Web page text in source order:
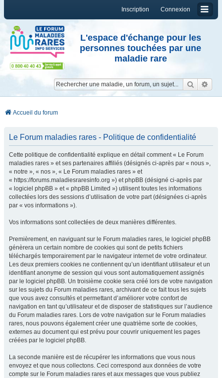
Connexion
Inscription
L'espace d'échange pour les
personnes touchées par une
maladie rare
Accueil du forum
Le Forum maladies rares - Politique de confidentialité
Cette politique de confidentialité explique en détail comment « Le Forum
maladies rares » et ses partenaires affiliés (désignés ci-après par « nous »,
« notre », « nos », « Le Forum maladies rares » et
« https://forums.maladiesraresinfo.org ») et phpBB (désigné ci-après par
« logiciel phpBB » et « phpBB Limited ») utilisent toutes les informations
collectées lors des sessions d’utilisation de votre part (désignées ci-après
par « vos informations »).
Vos informations sont collectées de deux manières différentes.
Premièrement, en naviguant sur le Forum maladies rares, le logiciel phpBB
génèrera un certain nombre de cookies qui sont de petits fichiers
téléchargés temporairement par le navigateur internet de votre ordinateur.
Les deux premiers cookies ne contiennent qu’un identifiant utilisateur et un
identifiant anonyme de session qui vous sont automatiquement assignés
par le logiciel phpBB. Un troisième cookie sera créé lors de votre navigation
sur les sujets du Forum maladies rares, archivant de ce fait tous les sujets
que vous avez consultés et permettant d’améliorer votre confort de
navigation en tant qu’utilisateur et de disposer de statistiques sur l’audience
du Forum maladies rares. Lors de votre navigation sur le Forum maladies
rares, nous pouvons également créer une quatrième sorte de cookies,
externes au document qui est prévu pour couvrir uniquement les pages
créées par le logiciel phpBB.
La seconde manière est de récupérer les informations que vous nous
envoyez et que nous collectons. Ceci correspond aux données de votre
compte sur le Forum maladies rares et aux messages que vous publiez